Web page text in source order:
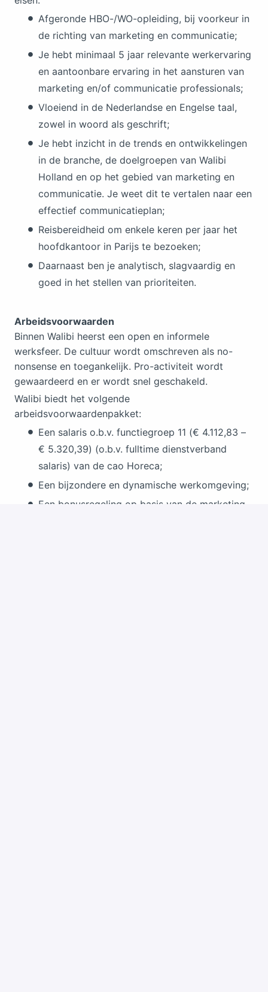
Afgeronde HBO-/WO-opleiding, bij voorkeur in
de richting van marketing en communicatie;
Je hebt minimaal 5 jaar relevante werkervaring
en aantoonbare ervaring in het aansturen van
marketing en/of communicatie professionals;
Vloeiend in de Nederlandse en Engelse taal,
zowel in woord als geschrift;
Je hebt inzicht in de trends en ontwikkelingen
in de branche, de doelgroepen van Walibi
Holland en op het gebied van marketing en
communicatie. Je weet dit te vertalen naar een
effectief communicatieplan;
Reisbereidheid om enkele keren per jaar het
hoofdkantoor in Parijs te bezoeken;
Daarnaast ben je analytisch, slagvaardig en
goed in het stellen van prioriteiten.
Arbeidsvoorwaarden
Binnen Walibi heerst een open en informele
werksfeer. De cultuur wordt omschreven als no-
nonsense en toegankelijk. Pro-activiteit wordt
gewaardeerd en er wordt snel geschakeld.
Walibi biedt het volgende
arbeidsvoorwaardenpakket:
Een salaris o.b.v. functiegroep 11 (€ 4.112,83 –
€ 5.320,39) (o.b.v. fulltime dienstverband
salaris) van de cao Horeca;
Een bijzondere en dynamische werkomgeving;
Een bonusregeling op basis van de marketing